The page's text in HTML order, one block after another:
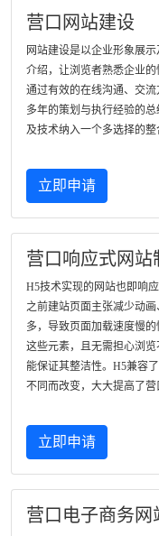
营口网站建设
网站建设是以企业形象展
介绍，让浏览者熟悉企业
通过有效的在线沟通、交
多年的策划与执行经验的
及技术纳入一个多选择的整
立即申请
营口响应式网站
H5技术实现的网站也即响
之前建站页面主张减少动
多，导致页面加载速度慢
这些元素，且无需担心浏
能保证其整洁性。H5兼容
不同而改变，大大提高了营
立即申请
营口电子商务网